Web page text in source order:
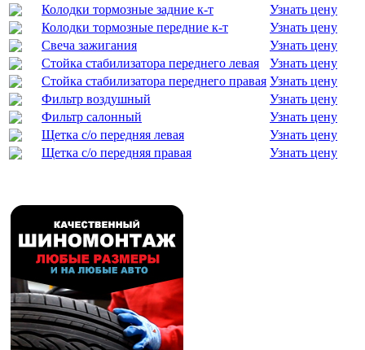
Колодки тормозные задние к-т
Узнать цену
Колодки тормозные передние к-т
Узнать цену
Свеча зажигания
Узнать цену
Стойка стабилизатора переднего левая
Узнать цену
Стойка стабилизатора переднего правая Узнать цену
Фильтр воздушный
Узнать цену
Фильтр салонный
Узнать цену
Щетка с/о передняя левая
Узнать цену
Щетка с/о передняя правая
Узнать цену